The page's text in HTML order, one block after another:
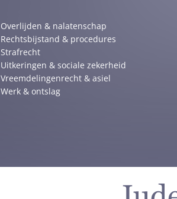
Overlijden & nalatenschap
Rechtsbijstand & procedures
Strafrecht
Uitkeringen & sociale zekerheid
Vreemdelingenrecht & asiel
Werk & ontslag